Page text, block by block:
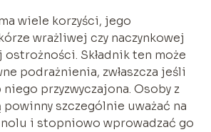
wiele korzyści, jego
wrażliwej czy naczynkowej
ostrożności. Składnik ten może
podrażnienia, zwłaszcza jeśli
przyzwyczajona. Osoby z
powinny szczególnie uważać na
i stopniowo wprowadzać go